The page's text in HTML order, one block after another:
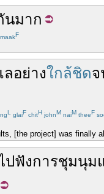
นมาก
maakF
ลอย่างใกล้ชิด
L glaiF chitH johnM naiM theeF
[the project] was finally
ปฟังการชุมนุม